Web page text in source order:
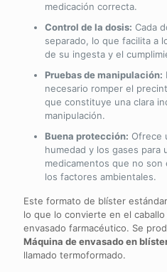
medicación correcta.
Control de la dosis: Cada
separado, lo que facilita a
de su ingesta y el
Pruebas de manipulación:
necesario romper el
que constituye una clara
manipulación.
Buena protección: Ofrece
humedad y los gases para
medicamentos que no
los factores ambientales.
Este formato de blíster
lo que lo convierte en el
envasado farmacéutico. Se
Máquina de envasado en
llamado termoformado.